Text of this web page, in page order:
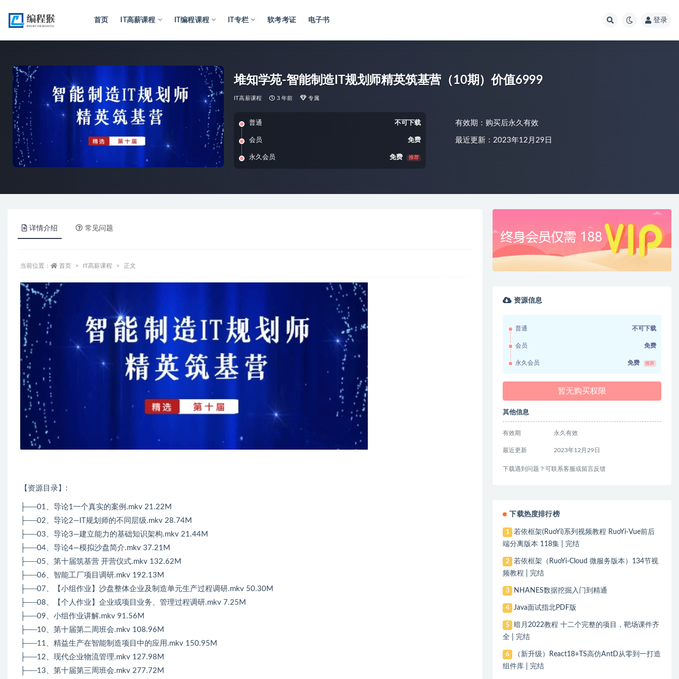
首页 IT高薪课程 IT编程课程 IT专栏 软考考证 电子书 登录
堆知学苑-智能制造IT规划师精英筑基营（10期）价值6999
IT高薪课程 3 年前 专属
普通 不可下载
会员 免费
永久会员 免费 推荐
有效期：购买后永久有效
最近更新：2023年12月29日
详情介绍 常见问题
当前位置： 首页 IT高薪课程 正文
【资源目录】:
├──01、导论1一个真实的案例.mkv 21.22M
├──02、导论2—IT规划师的不同层级.mkv 28.74M
├──03、导论3—建立能力的基础知识架构.mkv 21.44M
├──04、导论4—模拟沙盘简介.mkv 37.21M
├──05、第十届筑基营 开营仪式.mkv 132.62M
├──06、智能工厂项目调研.mkv 192.13M
├──07、【小组作业】沙盘整体企业及制造单元生产过程调研.mkv 50.30M
├──08、【个人作业】企业或项目业务、管理过程调研.mkv 7.25M
├──09、小组作业讲解.mkv 91.56M
├──10、第十届第二周班会.mkv 108.96M
├──11、精益生产在智能制造项目中的应用.mkv 150.95M
├──12、现代企业物流管理.mkv 127.98M
├──13、第十届第三周班会.mkv 277.72M
资源信息
普通 不可下载
会员 免费
永久会员 免费 推荐
暂无购买权限
其他信息
有效期 永久有效
最近更新 2023年12月29日
下载遇到问题？可联系客服或留言反馈
下载热度排行榜
1
若依框架(RuoYi)系列视频教程 RuoYi-Vue前后
端分离版本 118集 | 完结
2
若依框架（RuoYi-Cloud 微服务版本）134节视
频教程 | 完结
3 NHANES数据挖掘入门到精通
4 Java面试指北PDF版
5
暗月2022教程 十二个完整的项目，靶场课件齐
全 | 完结
6
（新升级）React18+TS高仿AntD从零到一打造
组件库 | 完结